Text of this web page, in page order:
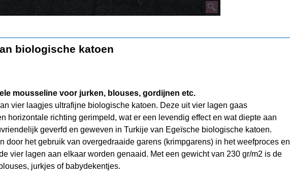
biologische katoen
mousseline voor jurken, blouses, gordijnen etc.
vier laagjes ultrafijne biologische katoen. Deze uit vier lagen gaas
horizontale richting gerimpeld, wat er een levendig effect en wat diepte aan
geverfd en geweven in Turkije van Egeïsche biologische katoen.
door het gebruik van overgedraaide garens (krimpgarens) in het weefproces en
vier lagen aan elkaar worden genaaid. Met een gewicht van 230 gr/m2 is de
jurkjes of babydekentjes.